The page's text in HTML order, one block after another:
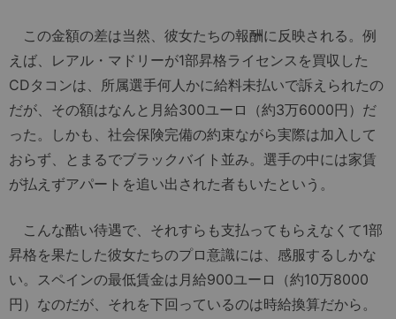
この金額の差は当然、彼女たちの報酬に反映される。例
えば、レアル・マドリーが1部昇格ライセンスを買収した
CDタコンは、所属選手何人かに給料未払いで訴えられたの
だが、その額はなんと月給300ユーロ（約3万6000円）だ
った。しかも、社会保険完備の約束ながら実際は加入して
おらず、とまるでブラックバイト並み。選手の中には家賃
が払えずアパートを追い出された者もいたという。
こんな酷い待遇で、それすらも支払ってもらえなくて1部
昇格を果たした彼女たちのプロ意識には、感服するしかな
い。スペインの最低賃金は月給900ユーロ（約10万8000
円）なのだが、それを下回っているのは時給換算だから。